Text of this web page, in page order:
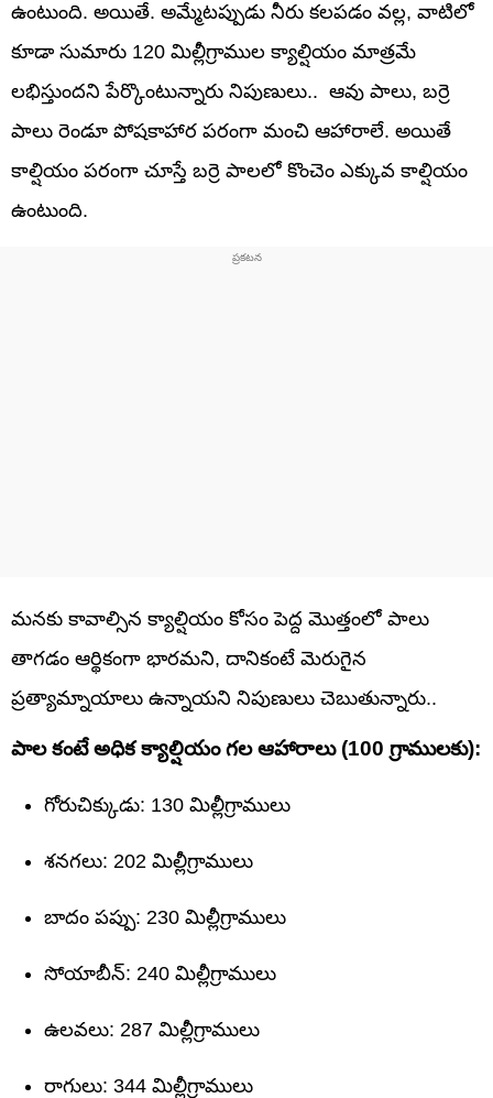
ఉంటుంది. అయితే. అమ్మేటప్పుడు నీరు కలపడం వల్ల, వాటిలో
కూడా సుమారు 120 మిల్లీగ్రాముల క్యాల్షియం మాత్రమే
లభిస్తుందని పేర్కొంటున్నారు నిపుణులు.. ఆవు పాలు, బర్రె
పాలు రెండూ పోషకాహార పరంగా మంచి ఆహారాలే. అయితే
కాల్షియం పరంగా చూస్తే బర్రె పాలలో కొంచెం ఎక్కువ కాల్షియం
ఉంటుంది.
మనకు కావాల్సిన క్యాల్షియం కోసం పెద్ద మొత్తంలో పాలు
తాగడం ఆర్థికంగా భారమని, దానికంటే మెరుగైన
ప్రత్యామ్నాయాలు ఉన్నాయని నిపుణులు చెబుతున్నారు..
పాల కంటే అధిక క్యాల్షియం గల ఆహారాలు (100 గ్రాములకు):
గోరుచిక్కుడు: 130 మిల్లీగ్రాములు
శనగలు: 202 మిల్లీగ్రాములు
బాదం పప్పు: 230 మిల్లీగ్రాములు
సోయాబీన్: 240 మిల్లీగ్రాములు
ఉలవలు: 287 మిల్లీగ్రాములు
రాగులు: 344 మిల్లీగ్రాములు